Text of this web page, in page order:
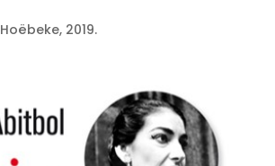
2019.